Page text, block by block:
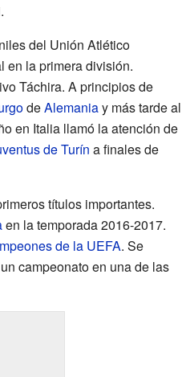
del Unión Atlético
en la primera división.
Táchira. A principios de
deAlemaniay más tarde al
en Italia llamó la atención de
de Turín a finales de
títulos importantes.
en la temporada 2016-2017.
de la UEFA. Se
campeonato en una de las